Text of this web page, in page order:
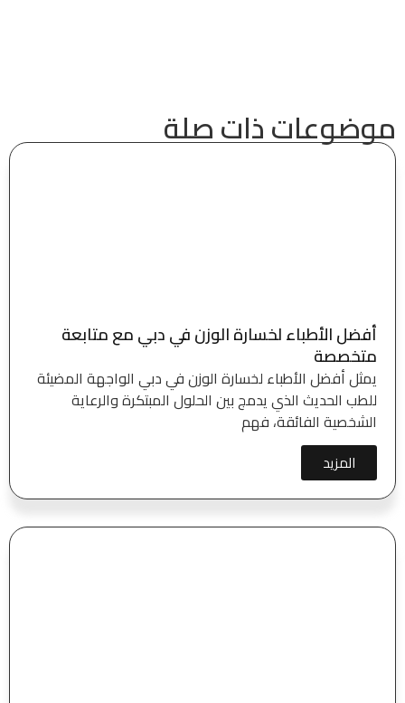
موضوعات ذات صلة
أفضل الأطباء لخسارة الوزن في دبي مع متابعة
متخصصة
يمثل أفضل الأطباء لخسارة الوزن في دبي الواجهة المضيئة
للطب الحديث الذي يدمج بين الحلول المبتكرة والرعاية
الشخصية الفائقة، فهم
المزيد